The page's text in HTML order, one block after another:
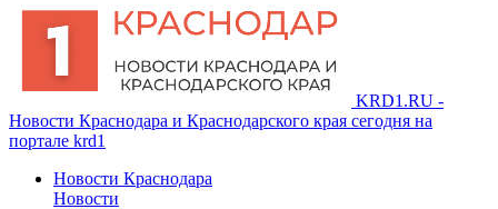
KRD1.RU -
Новости Краснодара и Краснодарского края сегодня на
портале krd1
Новости Краснодара
Новости